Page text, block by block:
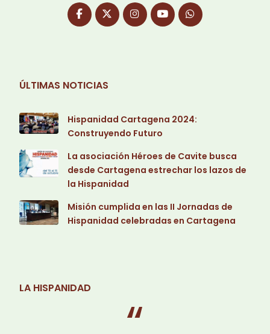
ÚLTIMAS NOTICIAS
Hispanidad Cartagena 2024:
Construyendo Futuro
La asociación Héroes de Cavite busca
desde Cartagena estrechar los lazos de
la Hispanidad
Misión cumplida en las II Jornadas de
Hispanidad celebradas en Cartagena
LA HISPANIDAD